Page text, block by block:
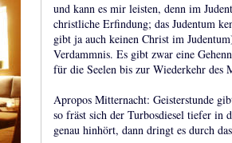
und kann es mir leisten, denn im
christliche Erfindung; das Judentum
gibt ja auch keinen Christ im
Verdammnis. Es gibt zwar eine
für die Seelen bis zur Wiederkehr des
Apropos Mitternacht: Geisterstunde
so fräst sich der Turbosdiesel tiefer in
genau hinhört, dann dringt es durch